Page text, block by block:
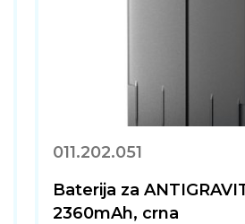
011.202.051
Baterija za
2360mAh, crna